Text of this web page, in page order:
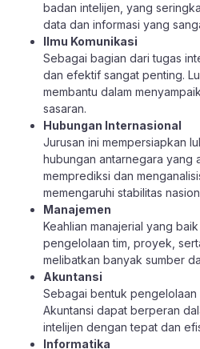
badan intelijen, yang
data dan informasi yang
Ilmu Komunikasi
Sebagai bagian dari tugas
dan efektif sangat penting.
membantu dalam
sasaran.
Hubungan Internasional
Jurusan ini mempersiapkan
hubungan antarnegara yang
memprediksi dan
memengaruhi stabilitas
Manajemen
Keahlian manajerial yang
pengelolaan tim, proyek,
melibatkan banyak sumber
Akuntansi
Sebagai bentuk pengelolaan
Akuntansi dapat berperan
intelijen dengan tepat dan
Informatika